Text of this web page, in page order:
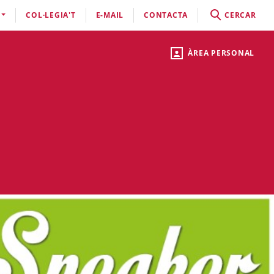
ÀREA PERSONAL
COL·LEGIA'T E-MAIL CONTACTA CERCAR